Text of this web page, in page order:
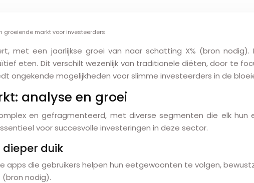
groeiende markt voor investeerders
met een jaarlijkse groei van naar schatting X% (bron
eten. Dit verschilt wezenlijk van traditionele diëten, door te
ongekende mogelijkheden voor slimme investeerders in de
analyse en groei
en gefragmenteerd, met diverse segmenten die elk hun
voor succesvolle investeringen in deze sector.
duik
apps die gebruikers helpen hun eetgewoonten te volgen,
(bron nodig).